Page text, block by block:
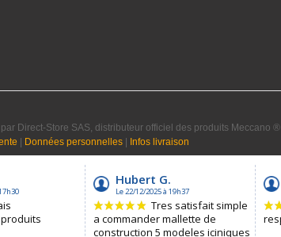
Direct-Store SAS, distributeur officiel des produits Meccano ®
| Données personnelles | Infos livraison